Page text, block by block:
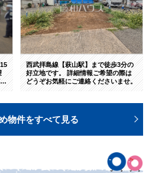
西武拝島線【萩山駅】まで徒歩3分の
好立地です。 詳細情報ご希望の際は
どうぞお気軽にご連絡くださいませ。
物件をすべて見る